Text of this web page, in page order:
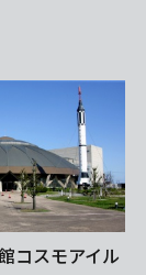
コスモアイル